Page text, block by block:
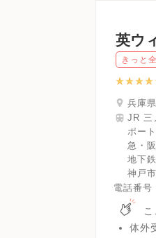
英ウ
きっと
兵庫
JR
ポー
急・
地下
神戸
電話番号
体外